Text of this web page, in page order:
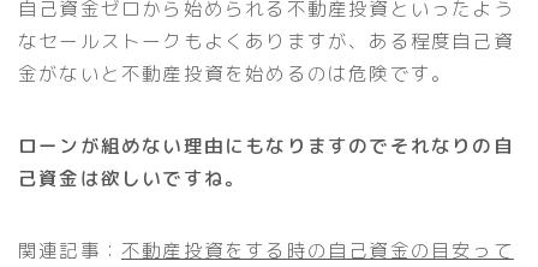
自己資金ゼロから始められる不動産投資といったよう
なセールストークもよくありますが、ある程度自己資
金がないと不動産投資を始めるのは危険です。
ローンが組めない理由にもなりますのでそれなりの自
己資金は欲しいですね。
関連記事： 不動産投資をする時の自己資金の目安って